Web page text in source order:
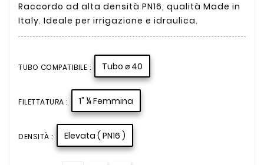
Raccordo ad alta densità PN16, qualità Made in
Italy. Ideale per irrigazione e idraulica.
TUBO COMPATIBILE : Tubo ⌀ 40
FILETTATURA : 1" ¼ Femmina
DENSITÀ : Elevata ( PN16 )